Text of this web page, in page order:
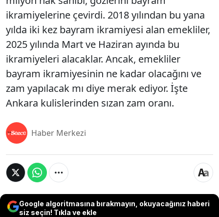
ikramiyelerine çevirdi. 2018 yılından bu yana
yılda iki kez bayram ikramiyesi alan emekliler,
2025 yılında Mart ve Haziran ayında bu
ikramiyeleri alacaklar. Ancak, emekliler
bayram ikramiyesinin ne kadar olacağını ve
zam yapılacak mı diye merak ediyor. İşte
Ankara kulislerinden sızan zam oranı.
Haber Merkezi
Google algoritmasına bırakmayın, okuyacağınız haberi
siz seçin! Tıkla ve ekle